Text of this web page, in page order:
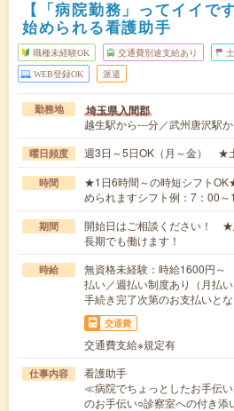
【「病院勤務」ってイイで
始められる看護助手
職種未経験OK 交通費別途支給あり
WEB登録OK 派遣
勤務地 埼玉県入間郡
越生駅から---分／武州唐沢駅
曜日頻度 週3日～5日OK（月～金） ★
時間
★1日6時間～の時短シフト
められますシフト例：7：00
期間
開始日はご相談ください！
長期でも働けます！
時給
無資格未経験：時給1600円
払い／週払い制度あり（月払
手続き完了次第のお支払いとな
交通費
交通費支給※規定有
仕事内容
看護助手
≪病院でちょっとしたお手伝
のお手伝い○診察室への付き